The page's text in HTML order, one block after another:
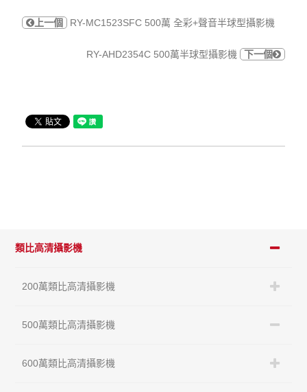
類比高清攝影機
200萬類比高清攝影機
500萬類比高清攝影機
600萬類比高清攝影機
上一個 RY-MC1523SFC 500萬 全彩+聲音半球型攝影機
RY-AHD2354C 500萬半球型攝影機 下一個